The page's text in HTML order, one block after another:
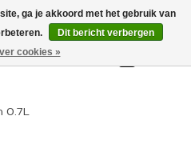
0.7L
ga je akkoord met het gebruik van
Dit bericht verbergen
cookies »